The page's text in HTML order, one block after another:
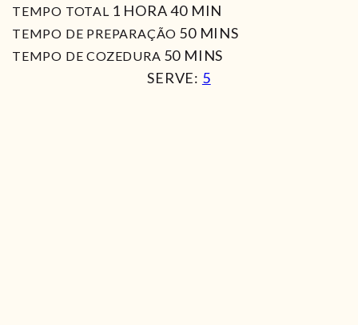
TEMPO TOTAL 1 HORA
HORA 40MIN
MIN
TEMPO DE PREPARAÇÃO 50MIN
MINS
TEMPO DE COZEDURA 50MIN
MINS
SERVE: 5